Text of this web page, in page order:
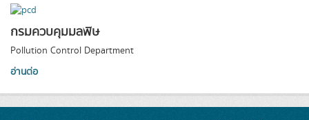
กรมควบคุมมลพิษ
Pollution Control Department
อ่านต่อ